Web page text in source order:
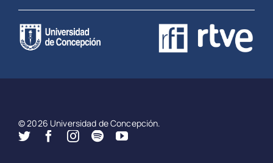
© 2026 Universidad de Concepción.